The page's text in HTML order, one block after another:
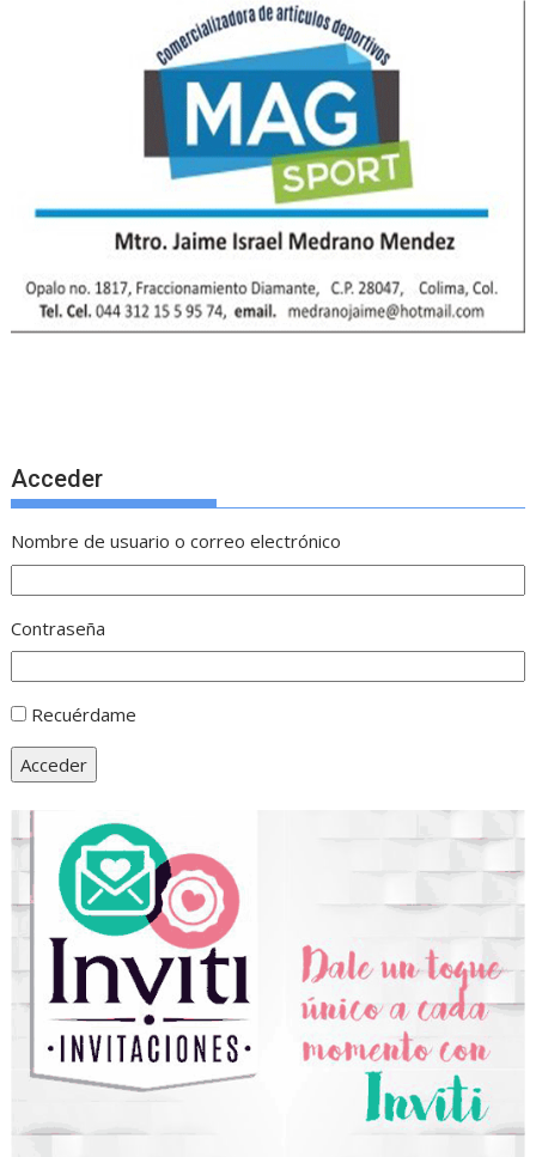
Acceder
Nombre de usuario o correo electrónico
Contraseña
Recuérdame
Acceder